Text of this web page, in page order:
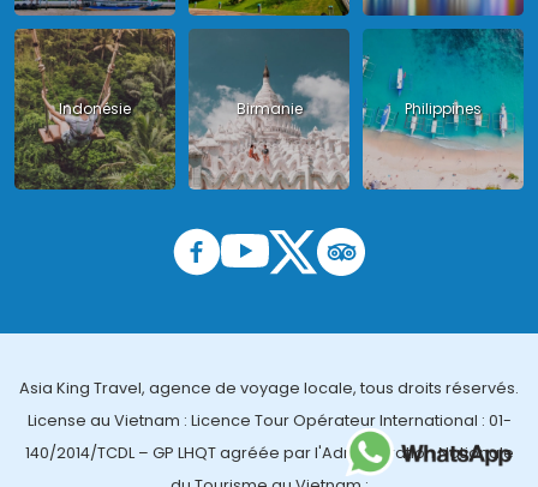
Indonésie Birmanie Philippines
Asia King Travel, agence de voyage locale, tous droits réservés.
License au Vietnam : Licence Tour Opérateur International : 01-
140/2014/TCDL – GP LHQT agréée par l'Administration Nationale